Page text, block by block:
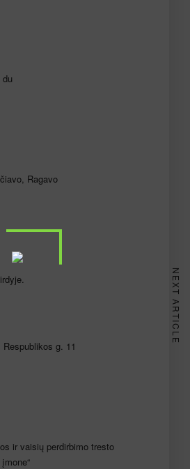
Ragavo
g. 11
ir vaisių perdirbimo tresto
NEXT ARTICLE